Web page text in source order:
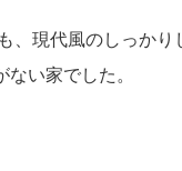
現代風のしっか
い家でした。